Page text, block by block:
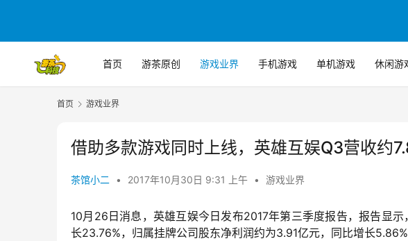
首页 游茶原创 游戏业界 手机游戏 单机游戏 休闲游
首页 游戏业界
借助多款游戏同时上线，英雄互娱Q3营收约
茶馆小二 • 2017年10月30日 9:31 上午 • 游戏业界
10月26日消息，英雄互娱今日发布2017年第三季度报告，报告显
长23.76%，归属挂牌公司股东净利润约为3.91亿元，同比增长5.86%